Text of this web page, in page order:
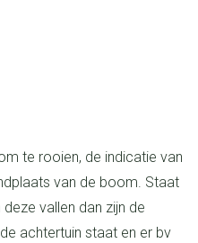
te rooien, de indicatie van
van de boom. Staat
vallen dan zijn de
achtertuin staat en er bv